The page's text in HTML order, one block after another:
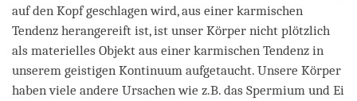
auf den Kopf geschlagen wird, aus einer karmischen
Tendenz herangereift ist, ist unser Körper nicht plötzlich
als materielles Objekt aus einer karmischen Tendenz in
unserem geistigen Kontinuum aufgetaucht. Unsere Körper
haben viele andere Ursachen wie z.B. das Spermium und Ei